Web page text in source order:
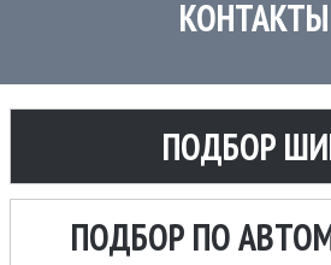
КОНТАКТЫ
ПОДБОР
ПОДБОР ПО